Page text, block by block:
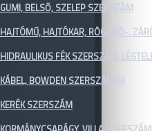
GUMI, BELSŐ, SZELEP SZERSZÁM
HAJTÓMŰ, HAJTÓKAR, RÖGZÍTŐ-,
HIDRAULIKUS FÉK SZERSZÁM,
KÁBEL, BOWDEN SZERSZÁMOK
KERÉK SZERSZÁM